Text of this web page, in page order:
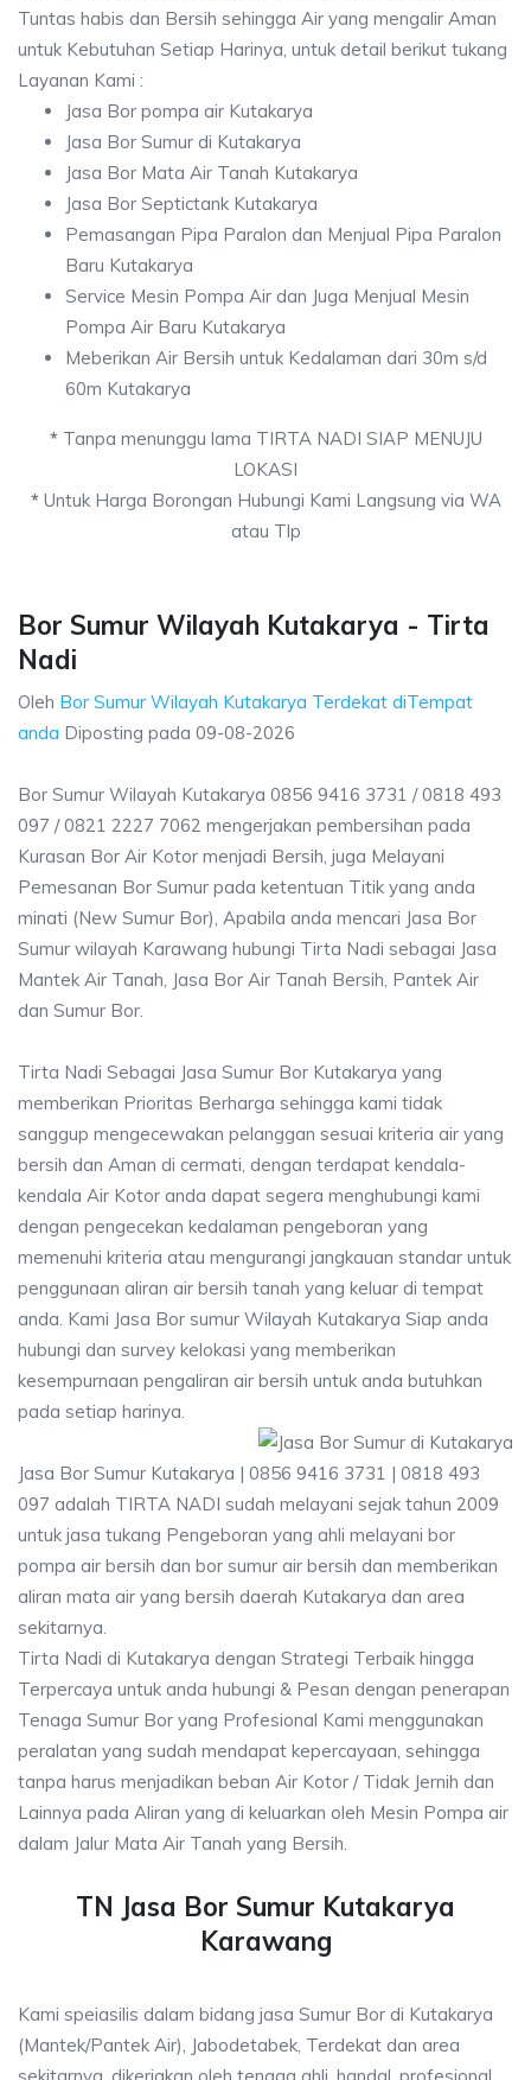
Tuntas habis dan Bersih sehingga Air yang mengalir Aman
untuk Kebutuhan Setiap Harinya, untuk detail berikut tukang
Layanan Kami :
Jasa Bor pompa air Kutakarya
Jasa Bor Sumur di Kutakarya
Jasa Bor Mata Air Tanah Kutakarya
Jasa Bor Septictank Kutakarya
Pemasangan Pipa Paralon dan Menjual Pipa Paralon
Baru Kutakarya
Service Mesin Pompa Air dan Juga Menjual Mesin
Pompa Air Baru Kutakarya
Meberikan Air Bersih untuk Kedalaman dari 30m s/d
60m Kutakarya
*Tanpa menunggu lama TIRTA NADI SIAP MENUJU
LOKASI
*Untuk Harga Borongan Hubungi Kami Langsung via WA
atau Tlp
Bor Sumur Wilayah Kutakarya - Tirta
Nadi
Oleh Bor Sumur Wilayah Kutakarya Terdekat diTempat
anda Diposting pada 09-08-2026
Bor Sumur Wilayah Kutakarya 0856 9416 3731 / 0818 493
097 / 0821 2227 7062 mengerjakan pembersihan pada
Kurasan Bor Air Kotor menjadi Bersih, juga Melayani
Pemesanan Bor Sumur pada ketentuan Titik yang anda
minati (New Sumur Bor), Apabila anda mencari Jasa Bor
Sumur wilayah Karawang hubungi Tirta Nadi sebagai Jasa
Mantek Air Tanah, Jasa Bor Air Tanah Bersih, Pantek Air
dan Sumur Bor.
Tirta Nadi Sebagai Jasa Sumur Bor Kutakarya yang
memberikan Prioritas Berharga sehingga kami tidak
sanggup mengecewakan pelanggan sesuai kriteria air yang
bersih dan Aman di cermati, dengan terdapat kendala-
kendala Air Kotor anda dapat segera menghubungi kami
dengan pengecekan kedalaman pengeboran yang
memenuhi kriteria atau mengurangi jangkauan standar untuk
penggunaan aliran air bersih tanah yang keluar di tempat
anda. Kami Jasa Bor sumur Wilayah Kutakarya Siap anda
hubungi dan survey kelokasi yang memberikan
kesempurnaan pengaliran air bersih untuk anda butuhkan
pada setiap harinya.
Jasa Bor Sumur Kutakarya | 0856 9416 3731 | 0818 493
097 adalah TIRTA NADI sudah melayani sejak tahun 2009
untuk jasa tukang Pengeboran yang ahli melayani bor
pompa air bersih dan bor sumur air bersih dan memberikan
aliran mata air yang bersih daerah Kutakarya dan area
sekitarnya.
Tirta Nadi di Kutakarya dengan Strategi Terbaik hingga
Terpercaya untuk anda hubungi & Pesan dengan penerapan
Tenaga Sumur Bor yang Profesional Kami menggunakan
peralatan yang sudah mendapat kepercayaan, sehingga
tanpa harus menjadikan beban Air Kotor / Tidak Jernih dan
Lainnya pada Aliran yang di keluarkan oleh Mesin Pompa air
dalam Jalur Mata Air Tanah yang Bersih.
TN Jasa Bor Sumur Kutakarya
Karawang
Kami speiasilis dalam bidang jasa Sumur Bor di Kutakarya
(Mantek/Pantek Air), Jabodetabek, Terdekat dan area